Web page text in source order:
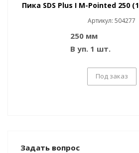
Пика SDS Plus I M-Pointed 250
Артикул: 504277
250 мм
В уп. 1 шт.
Под заказ
Задать вопрос